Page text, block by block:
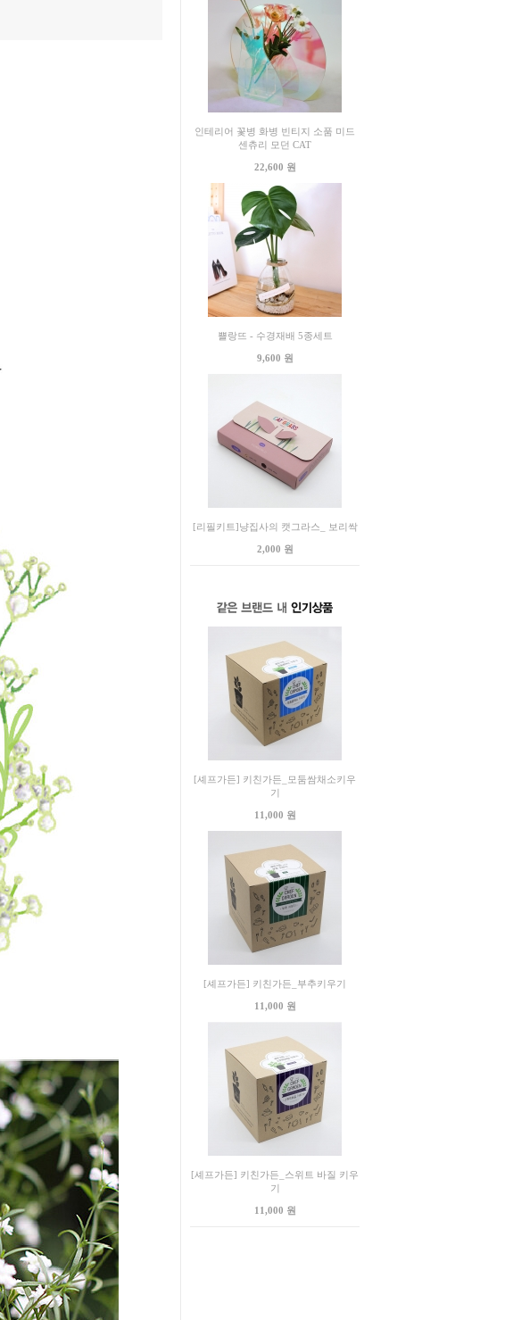
인테리어 꽃병 화병 빈티지 소품 미드
센츄리 모던 CAT
22,600 원
쁠랑뜨 - 수경재배 5종세트
9,600 원
[리필키트]냥집사의 캣그라스_ 보리싹
2,000 원
[셰프가든] 키친가든_모둠쌈채소키우
기
11,000 원
[셰프가든] 키친가든_부추키우기
11,000 원
[셰프가든] 키친가든_스위트 바질 키우
기
11,000 원